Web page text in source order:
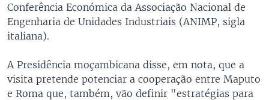
Conferência Económica da Associação Nacional de
Engenharia de Unidades Industriais (ANIMP, sigla
italiana).
A Presidência moçambicana disse, em nota, que a
visita pretende potenciar a cooperação entre Maputo
e Roma que, também, vão definir "estratégias para